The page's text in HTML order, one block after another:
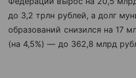
до 3,2 трлн рублей, а долг
образований снизился на 17
(на 4,5%) — до 362,8 млрд